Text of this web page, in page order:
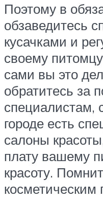
Поэтому в
обзаведитесь
кусачками и
своему
сами вы это
обратитесь за
специалистам,
городе есть
салоны
плату вашему
красоту.
косметическим